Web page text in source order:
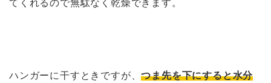
てくれるので無駄なく乾燥できます。
ハンガーに干すときですが、つま先を下にすると水分